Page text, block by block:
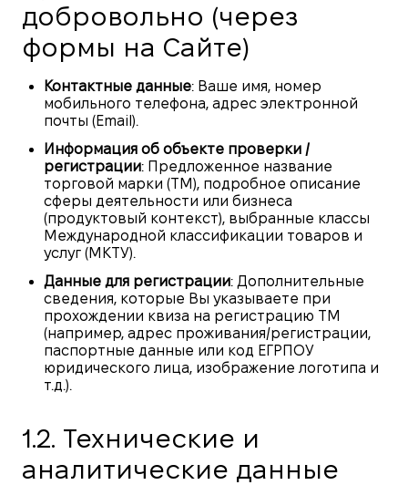
добровольно (через
формы на Сайте)
Контактные данные: Ваше имя, номер
мобильного телефона, адрес электронной
почты (Email).
Информация об объекте проверки /
регистрации: Предложенное название
торговой марки (ТМ), подробное описание
сферы деятельности или бизнеса
(продуктовый контекст), выбранные классы
Международной классификации товаров и
услуг (МКТУ).
Данные для регистрации: Дополнительные
сведения, которые Вы указываете при
прохождении квиза на регистрацию ТМ
(например, адрес проживания/регистрации,
паспортные данные или код ЕГРПОУ
юридического лица, изображение логотипа и
т.д.).
1.2. Технические и
аналитические данные